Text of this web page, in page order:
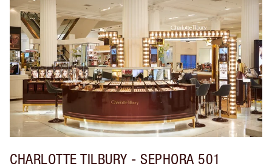
CHARLOTTE TILBURY - SEPHORA 501